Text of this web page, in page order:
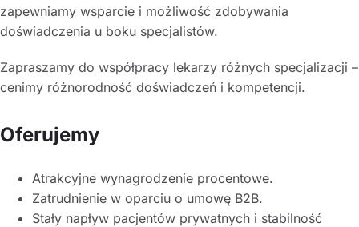
zapewniamy wsparcie i możliwość zdobywania
doświadczenia u boku specjalistów.
Zapraszamy do współpracy lekarzy różnych specjalizacji –
cenimy różnorodność doświadczeń i kompetencji.
Oferujemy
Atrakcyjne wynagrodzenie procentowe.
Zatrudnienie w oparciu o umowę B2B.
Stały napływ pacjentów prywatnych i stabilność